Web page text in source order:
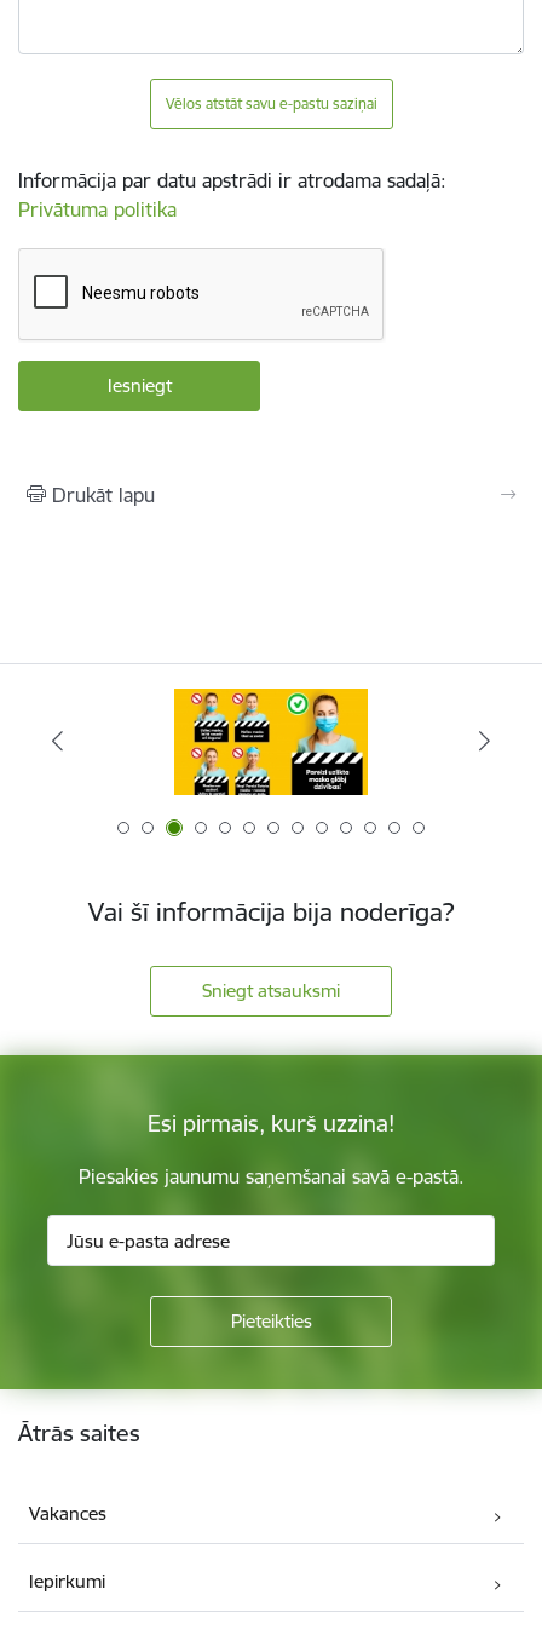
Vēlos atstāt savu e-pastu saziņai
Informācija par datu apstrādi ir atrodama sadaļā:
Privātuma politika
Drukāt lapu
Vai šī informācija bija noderīga?
Sniegt atsauksmi
Esi pirmais, kurš uzzina!
Piesakies jaunumu saņemšanai savā e-pastā.
Kājene
Ātrās saites
Vakances
Iepirkumi